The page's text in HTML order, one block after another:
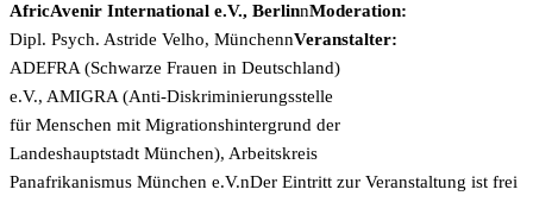
AfricAvenir International e.V., BerlinnModeration:
Dipl. Psych. Astride Velho, MünchennVeranstalter:
ADEFRA (Schwarze Frauen in Deutschland)
e.V., AMIGRA (Anti-Diskriminierungsstelle
für Menschen mit Migrationshintergrund der
Landeshauptstadt München), Arbeitskreis
Panafrikanismus München e.V.nDer Eintritt zur Veranstaltung ist frei